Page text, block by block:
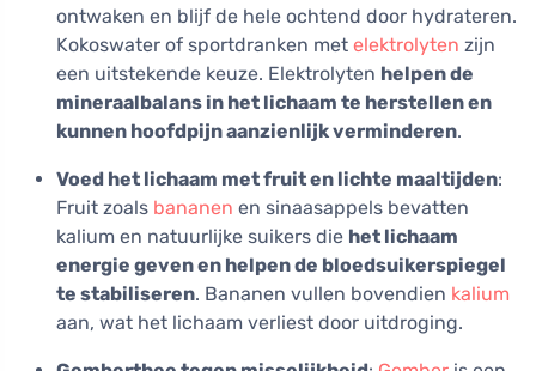
ontwaken en blijf de hele ochtend door hydrateren.
Kokoswater of sportdranken met elektrolyten zijn
een uitstekende keuze. Elektrolyten helpen de
mineraalbalans in het lichaam te herstellen en
kunnen hoofdpijn aanzienlijk verminderen.
Voed het lichaam met fruit en lichte maaltijden:
Fruit zoals bananen en sinaasappels bevatten
kalium en natuurlijke suikers die het lichaam
energie geven en helpen de bloedsuikerspiegel
te stabiliseren. Bananen vullen bovendien kalium
aan, wat het lichaam verliest door uitdroging.